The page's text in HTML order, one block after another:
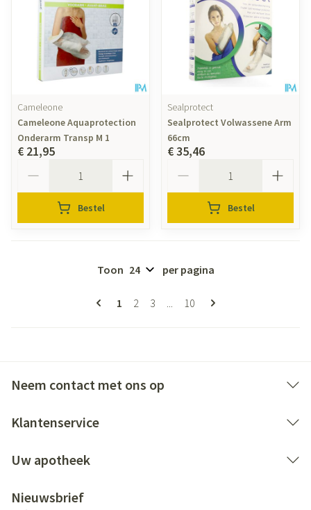
Cameleone
Cameleone Aquaprotection
Onderarm Transp M 1
€ 21,95
Bestel
Sealprotect
Sealprotect Volwassene Arm
66cm
€ 35,46
Bestel
Pagina's
U lees momenteel pagina
1 Pagina
2 Pagina
3 ... Pagina
10
Toon per pagina
Neem contact met ons op
Klantenservice
Uw apotheek
Nieuwsbrief